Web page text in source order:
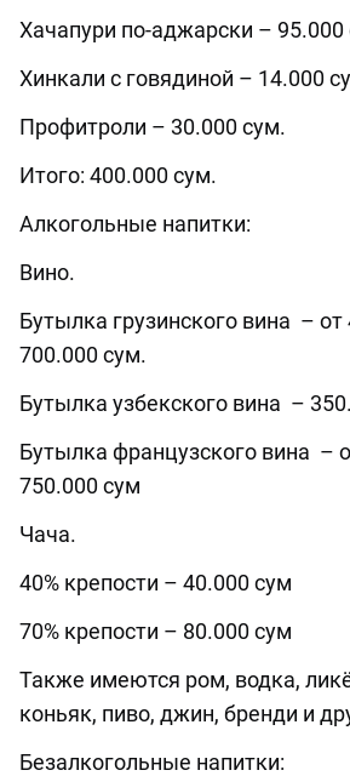
Хачапури по-аджарски – 95.000
Хинкали с говядиной – 14.000
Профитроли – 30.000 сум.
Итого: 400.000 сум.
Алкогольные напитки:
Вино.
Бутылка грузинского вина – от
700.000 сум.
Бутылка узбекского вина –
Бутылка французского вина –
750.000 сум
Чача.
40% крепости – 40.000 сум
70% крепости – 80.000 сум
Также имеются ром, водка,
коньяк, пиво, джин, бренди и
Безалкогольные напитки: